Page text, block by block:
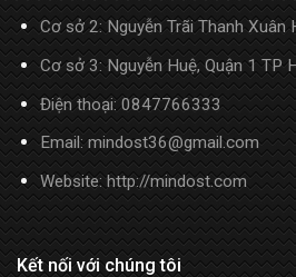
Cơ sở 2: Nguyễn Trãi Thanh Xuân
Cơ sở 3: Nguyễn Huệ, Quận 1 TP
Điện thoại:0847766333
Email: mindost36@gmail.com
Website: http://mindost.com
Kết nối với chúng tôi